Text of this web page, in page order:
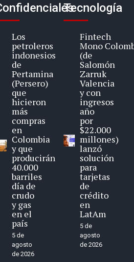
Los
petroleros
indonesios
de
Pertamina
(Persero)
que
hicieron
más
compras
en
Colombia
y que
producirán
40.000
barriles
día de
crudo
y gas
en el
país
5 de
agosto
de 2026
Tecnología
Fintech
Mono
(de
Salomón
Zarruk
Valencia
y con
ingresos
año
por
$22.000
millones)
lanzó
solución
para
tarjetas
de
crédito
en
LatAm
5 de
agosto
de 2026